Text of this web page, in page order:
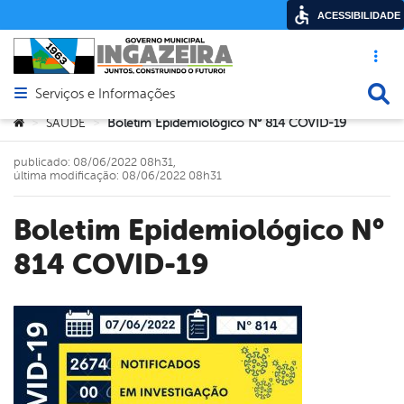
Acesso
Abrir menu principal de navegação
Serviços e Informações
Você está aqui:
> SAÚDE > Boletim Epidemiológico N° 814 COVID-19
Boletim Epidemiológico N°
814 COVID-19
publicado: 08/06/2022 08h31,
última modificação: 08/06/2022 08h31
ACESSIBILIDADE